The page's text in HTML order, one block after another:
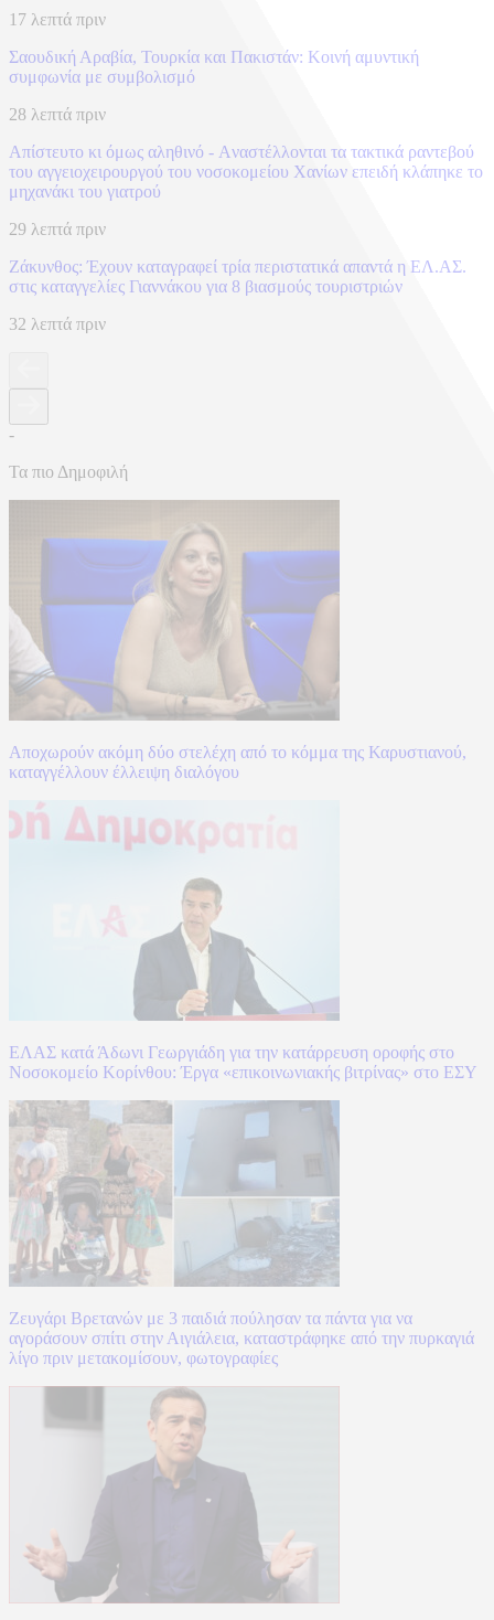
17 λεπτά πριν
Σαουδική Αραβία, Τουρκία και Πακιστάν: Kοινή αμυντική
συμφωνία με συμβολισμό
28 λεπτά πριν
Απίστευτο κι όμως αληθινό - Aναστέλλονται τα τακτικά ραντεβού
του αγγειοχειρουργού του νοσοκομείου Χανίων επειδή κλάπηκε το
μηχανάκι του γιατρού
29 λεπτά πριν
Ζάκυνθος: Έχουν καταγραφεί τρία περιστατικά απαντά η ΕΛ.ΑΣ.
στις καταγγελίες Γιαννάκου για 8 βιασμούς τουριστριών
32 λεπτά πριν
-
Τα πιο Δημοφιλή
Αποχωρούν ακόμη δύο στελέχη από το κόμμα της Καρυστιανού,
καταγγέλλουν έλλειψη διαλόγου
ΕΛΑΣ κατά Άδωνι Γεωργιάδη για την κατάρρευση οροφής στο
Νοσοκομείο Κορίνθου: Έργα «επικοινωνιακής βιτρίνας» στο ΕΣΥ
Ζευγάρι Βρετανών με 3 παιδιά πούλησαν τα πάντα για να
αγοράσουν σπίτι στην Αιγιάλεια, καταστράφηκε από την πυρκαγιά
λίγο πριν μετακομίσουν, φωτογραφίες